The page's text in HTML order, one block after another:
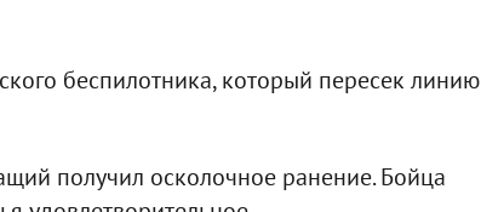
беспилотника, который пересек линию
получил осколочное ранение. Бойца